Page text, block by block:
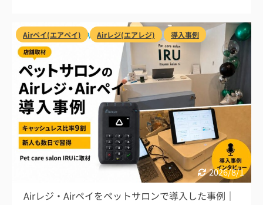
2026/8/1
Airペイ(エアペイ) Airレジ(エアレジ) 導入事例
Airレジ・Airペイをペットサロンで導入した事例｜